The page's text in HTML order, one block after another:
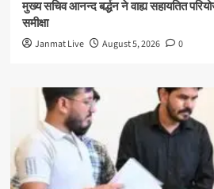
मुख्य सचिव आनन्द बर्द्धन ने वाह्य सहायतित
समीक्षा
Janmat Live August 5, 2026 0